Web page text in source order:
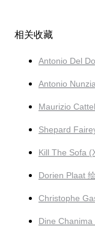
相关收藏
Antonio Del
Antonio
Maurizio
Shepard
Kill The Sofa
Dorien Plaat
Christophe
Dine